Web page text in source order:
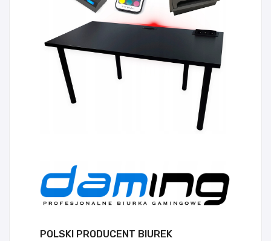
POLSKI PRODUCENT BIUREK